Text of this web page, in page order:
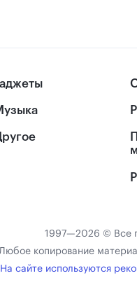
1997—2026 © Все
Любое копирование
На сайте используются